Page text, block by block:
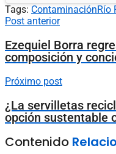
Tags: ContaminaciónRío
Post anterior
Ezequiel Borra
composición y
Próximo post
¿La servilletas
opción sustentable
Contenido